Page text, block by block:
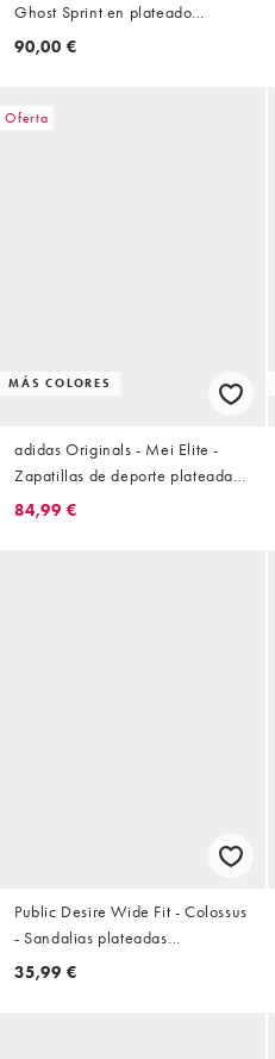
Ghost Sprint en plateado
metalizado con suela de goma
90,00 €
Oferta
MÁS COLORES
adidas Originals - Mei Elite -
Zapatillas de deporte plateadas
de taekwondo
84,99 €
Public Desire Wide Fit - Colossus
- Sandalias plateadas
minimalistas de tacón con detalle
35,99 €